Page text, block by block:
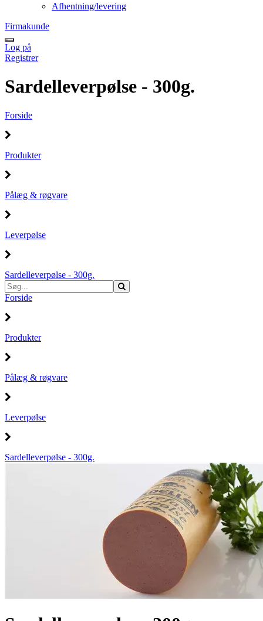
Afhentning/levering
Firmakunde
Log på
Registrer
Sardelleverpølse - 300g.
Forside
Produkter
Pålæg & røgvare
Leverpølse
Sardelleverpølse - 300g.
Forside
Produkter
Pålæg & røgvare
Leverpølse
Sardelleverpølse - 300g.